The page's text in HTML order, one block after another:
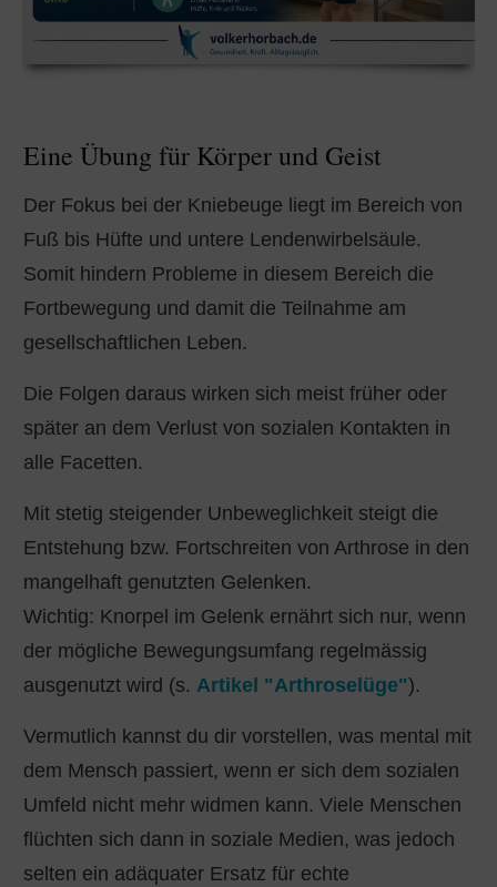
Eine Übung für Körper und Geist
Der Fokus bei der Kniebeuge liegt im Bereich von
Fuß bis Hüfte und untere Lendenwirbelsäule.
Somit hindern Probleme in diesem Bereich die
Fortbewegung und damit die Teilnahme am
gesellschaftlichen Leben.
Die Folgen daraus wirken sich meist früher oder
später an dem Verlust von sozialen Kontakten in
alle Facetten.
Mit stetig steigender Unbeweglichkeit steigt die
Entstehung bzw. Fortschreiten von Arthrose in den
mangelhaft genutzten Gelenken.
Wichtig: Knorpel im Gelenk ernährt sich nur, wenn
der mögliche Bewegungsumfang regelmässig
ausgenutzt wird (s. Artikel "Arthroselüge").
Vermutlich kannst du dir vorstellen, was mental mit
dem Mensch passiert, wenn er sich dem sozialen
Umfeld nicht mehr widmen kann. Viele Menschen
flüchten sich dann in soziale Medien, was jedoch
selten ein adäquater Ersatz für echte